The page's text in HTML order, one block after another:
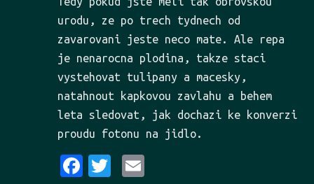
urodu, ze po trech tydnech od
zavarovani jeste neco mate. Ale repa
je nenarocna plodina, takze staci
vystehovat tulipany a macesky,
natahnout kapkovou zavlahu a behem
leta sledovat, jak dochazi ke konverzi
proudu fotonu na jidlo.
Fa
Tw